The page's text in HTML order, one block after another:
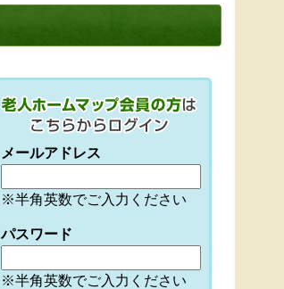
メールアドレス
※半角英数でご入力ください
パスワード
※半角英数でご入力ください